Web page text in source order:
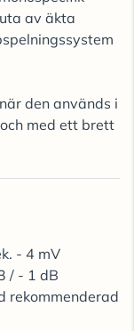
av äkta
den används i
med ett brett
- 4 mV
/ - 1 dB
rekommenderad